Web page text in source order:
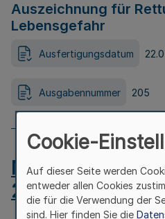
Auszeichnung für
Lebensgefahr
Ausfertigungsdatum
Ausgabennummer 205
MB.NRW 2026
24.07.2026
Cookie-
Auf dieser Seite werden
entweder allen Cookies
die für die Verwendung der
sind. Hier finden Sie die